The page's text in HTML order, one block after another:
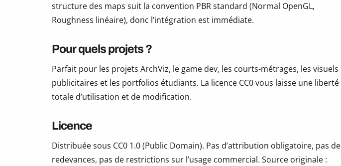
structure des maps suit la convention PBR standard (Normal OpenGL,
Roughness linéaire), donc l’intégration est immédiate.
Pour quels projets ?
Parfait pour les projets ArchViz, le game dev, les courts-métrages, les visuels
publicitaires et les portfolios étudiants. La licence CC0 vous laisse une liberté
totale d’utilisation et de modification.
Licence
Distribuée sous CC0 1.0 (Public Domain). Pas d’attribution obligatoire, pas de
redevances, pas de restrictions sur l’usage commercial. Source originale :